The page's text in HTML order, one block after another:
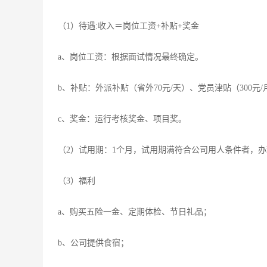
（1）待遇:收入＝岗位工资+补贴+奖金
a、岗位工资：根据面试情况最终确定。
b、补贴：外派补贴（省外70元/天）、党员津贴（300元/
c、奖金：运行考核奖金、项目奖。
（2）试用期：1个月，试用期满符合公司用人条件者，办
（3）福利
a、购买五险一金、定期体检、节日礼品；
b、公司提供食宿；